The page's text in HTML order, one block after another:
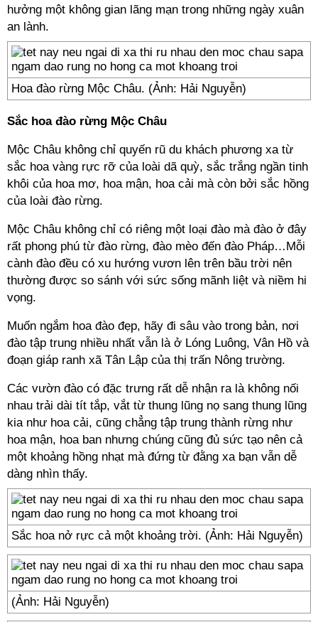
hưởng một không gian lãng mạn trong những ngày xuân
an lành.
Hoa đào rừng Mộc Châu. (Ảnh: Hải Nguyễn)
Sắc hoa đào rừng Mộc Châu
Mộc Châu không chỉ quyến rũ du khách phương xa từ
sắc hoa vàng rực rỡ của loài dã quỳ, sắc trắng ngần tinh
khôi của hoa mơ, hoa mận, hoa cải mà còn bởi sắc hồng
của loài đào rừng.
Mộc Châu không chỉ có riêng một loại đào mà đào ở đây
rất phong phú từ đào rừng, đào mèo đến đào Pháp…Mỗi
cành đào đều có xu hướng vươn lên trên bầu trời nên
thường được so sánh với sức sống mãnh liệt và niềm hi
vọng.
Muốn ngắm hoa đào đẹp, hãy đi sâu vào trong bản, nơi
đào tập trung nhiều nhất vẫn là ở Lóng Luông, Vân Hồ và
đoạn giáp ranh xã Tân Lập của thị trấn Nông trường.
Các vườn đào có đặc trưng rất dễ nhận ra là không nối
nhau trải dài tít tắp, vắt từ thung lũng nọ sang thung lũng
kia như hoa cải, cũng chẳng tập trung thành rừng như
hoa mận, hoa ban nhưng chúng cũng đủ sức tạo nên cả
một khoảng hồng nhạt mà đứng từ đằng xa bạn vẫn dễ
dàng nhìn thấy.
Sắc hoa nở rực cả một khoảng trời. (Ảnh: Hải Nguyễn)
(Ảnh: Hải Nguyễn)